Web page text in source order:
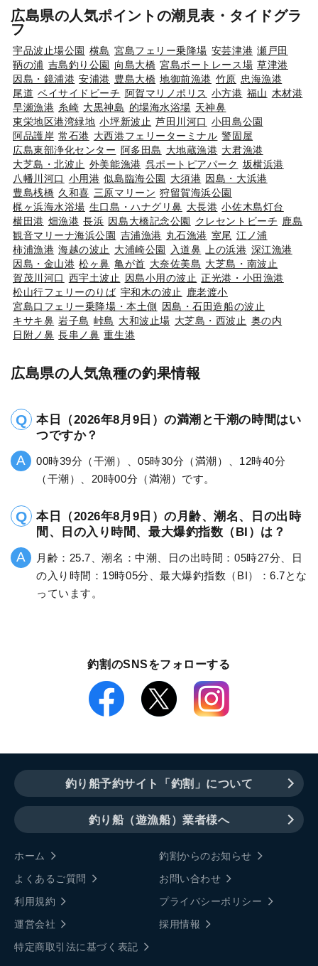
広島県の人気ポイントの潮見表・タイドグラ
フ
宇品波止場公園 横島 宮島フェリー乗降場 安芸津港 瀬戸田
鞆の浦 吉島釣り公園 向島大橋 宮島ボートレース場 草津港
因島・鏡浦港 安浦港 豊島大橋 地御前漁港 竹原 忠海漁港
尾道 ベイサイドビーチ 阿賀マリノポリス 小方港 福山 木材港
早瀬漁港 糸崎 大黒神島 的場海水浴場 天神鼻
東栄地区港湾緑地 小坪新波止 芦田川河口 小田島公園
阿品護岸 常石港 大西港フェリーターミナル 警固屋
広島東部浄化センター 阿多田島 大地蔵漁港 大君漁港
大芝島・北波止 外美能漁港 呉ポートピアパーク 坂横浜港
八幡川河口 小用港 似島臨海公園 大須港 因島・大浜港
豊島桟橋 久和喜 三原マリーン 狩留賀海浜公園
梶ヶ浜海水浴場 生口島・ハナグリ鼻 大長港 小佐木島灯台
横田港 畑漁港 長浜 因島大橋記念公園 クレセントビーチ 鹿島
観音マリーナ海浜公園 吉浦漁港 丸石漁港 室尾 江ノ浦
柿浦漁港 海越の波止 大浦崎公園 入道鼻 上の浜港 深江漁港
因島・金山港 松ヶ鼻 亀が首 大奈佐美島 大芝島・南波止
賀茂川河口 西宇土波止 因島小用の波止 正光港・小田漁港
松山行フェリーのりば 宇和木の波止
鹿老渡小
宮島口フェリー乗降場・本土側 因島・石田造船の波止
キサキ鼻 岩子島 峠島 大和波止場 大芝島・西波止 奥の内
日附ノ鼻 長串ノ鼻 重生港
広島県の人気魚種の釣果情報
本日（2026年8月9日）の満潮と干潮の時間はい
つですか？
00時39分（干潮）、05時30分（満潮）、12時40分
（干潮）、20時00分（満潮）です。
本日（2026年8月9日）の月齢、潮名、日の出時
間、日の入り時間、最大爆釣指数（BI）は？
月齢：25.7、潮名：中潮、日の出時間：05時27分、日
の入り時間：19時05分、最大爆釣指数（BI）：6.7とな
っています。
釣割のSNSをフォローする
釣り船予約サイト「釣割」について
釣り船（遊漁船）業者様へ
ホーム
釣割からのお知らせ
よくあるご質問
お問い合わせ
利用規約
プライバシーポリシー
運営会社
採用情報
特定商取引法に基づく表記